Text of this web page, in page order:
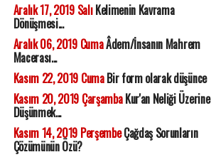
Aralık 17, 2019 SalıKelimenin Kavrama
Dönüşmesi...
Aralık 06, 2019 CumaÂdem/İnsanın Mahrem
Macerası...
Kasım 22, 2019 CumaBir form olarak düşünce
Kasım 20, 2019 ÇarşambaKur'an Neliği Üzerine
Düşünmek...
Kasım 14, 2019 PerşembeÇağdaş Sorunların
Çözümünün Özü?